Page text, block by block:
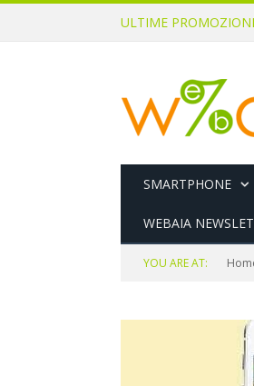
ULTIME PROMOZIONI
SMARTPHONE
WEBAIA
YOU ARE AT: